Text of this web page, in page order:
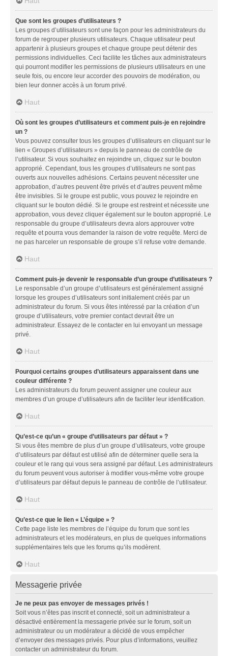
Que sont les groupes d’utilisateurs ?
Les groupes d’utilisateurs sont une façon pour les administrateurs du
forum de regrouper plusieurs utilisateurs. Chaque utilisateur peut
appartenir à plusieurs groupes et chaque groupe peut détenir des
permissions individuelles. Ceci facilite les tâches aux administrateurs
qui pourront modifier les permissions de plusieurs utilisateurs en une
seule fois, ou encore leur accorder des pouvoirs de modération, ou
bien leur donner accès à un forum privé.
Haut
Où sont les groupes d’utilisateurs et comment puis-je en rejoindre
un ?
Vous pouvez consulter tous les groupes d’utilisateurs en cliquant sur le
lien « Groupes d’utilisateurs » depuis le panneau de contrôle de
l’utilisateur. Si vous souhaitez en rejoindre un, cliquez sur le bouton
approprié. Cependant, tous les groupes d’utilisateurs ne sont pas
ouverts aux nouvelles adhésions. Certains peuvent nécessiter une
approbation, d’autres peuvent être privés et d’autres peuvent même
être invisibles. Si le groupe est public, vous pouvez le rejoindre en
cliquant sur le bouton dédié. Si le groupe est restreint et nécessite une
approbation, vous devez cliquer également sur le bouton approprié. Le
responsable du groupe d’utilisateurs devra alors approuver votre
requête et pourra vous demander la raison de votre requête. Merci de
ne pas harceler un responsable de groupe s’il refuse votre demande.
Haut
Comment puis-je devenir le responsable d’un groupe d’utilisateurs ?
Le responsable d’un groupe d’utilisateurs est généralement assigné
lorsque les groupes d’utilisateurs sont initialement créés par un
administrateur du forum. Si vous êtes intéressé par la création d’un
groupe d’utilisateurs, votre premier contact devrait être un
administrateur. Essayez de le contacter en lui envoyant un message
privé.
Haut
Pourquoi certains groupes d’utilisateurs apparaissent dans une
couleur différente ?
Les administrateurs du forum peuvent assigner une couleur aux
membres d’un groupe d’utilisateurs afin de faciliter leur identification.
Haut
Qu’est-ce qu’un « groupe d’utilisateurs par défaut » ?
Si vous êtes membre de plus d’un groupe d’utilisateurs, votre groupe
d’utilisateurs par défaut est utilisé afin de déterminer quelle sera la
couleur et le rang qui vous sera assigné par défaut. Les administrateurs
du forum peuvent vous autoriser à modifier vous-même votre groupe
d’utilisateurs par défaut depuis le panneau de contrôle de l’utilisateur.
Haut
Qu’est-ce que le lien « L’équipe » ?
Cette page liste les membres de l’équipe du forum que sont les
administrateurs et les modérateurs, en plus de quelques informations
supplémentaires tels que les forums qu’ils modèrent.
Haut
Messagerie privée
Je ne peux pas envoyer de messages privés !
Soit vous n’êtes pas inscrit et connecté, soit un administrateur a
désactivé entièrement la messagerie privée sur le forum, soit un
administrateur ou un modérateur a décidé de vous empêcher
d’envoyer des messages privés. Pour plus d’informations, veuillez
contacter un administrateur du forum.